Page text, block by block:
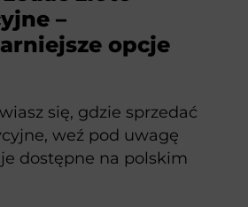
–
opcje
się, gdzie sprzedać
weź pod uwagę
dostępne na polskim